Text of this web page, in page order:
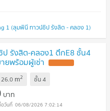
1 (ลุมพินี ทาวน์ชิป รังสิต - คลอง 1)
ป รังสิต-คลอง1 ตึกE8 ชั้น4
ยพร้อมผู้เช่า
26.0 m2 ชั้น4
บาท
06/08/2026 7:02:14